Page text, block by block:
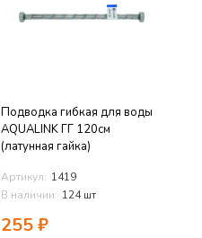
Подводка гибкая для воды
AQUALINK ГГ 120см
(латунная гайка)
Артикул: 1419
В наличии: 124 шт
255₽